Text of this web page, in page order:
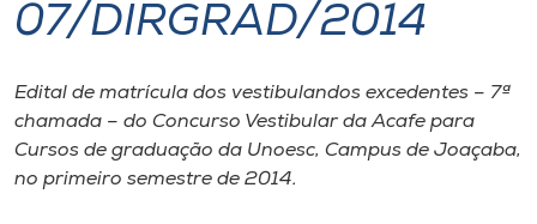
I.nova
Diplomados
Cultura
07/DIRGRAD/2014
Edital de matrícula dos vestibulandos excedentes – 7ª
chamada – do Concurso Vestibular da Acafe para
Cursos de graduação da Unoesc, Campus de Joaçaba,
no primeiro semestre de 2014.